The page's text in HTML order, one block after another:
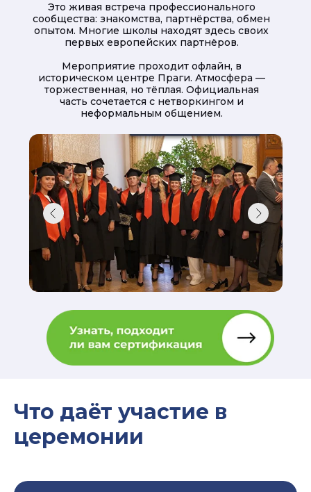
Это живая встреча профессионального
сообщества: знакомства, партнёрства, обмен
опытом. Многие школы находят здесь своих
первых европейских партнёров.
Мероприятие проходит офлайн, в
историческом центре Праги. Атмосфера —
торжественная, но тёплая. Официальная
часть сочетается с нетворкингом и
неформальным общением.
Что даёт участие в
церемонии